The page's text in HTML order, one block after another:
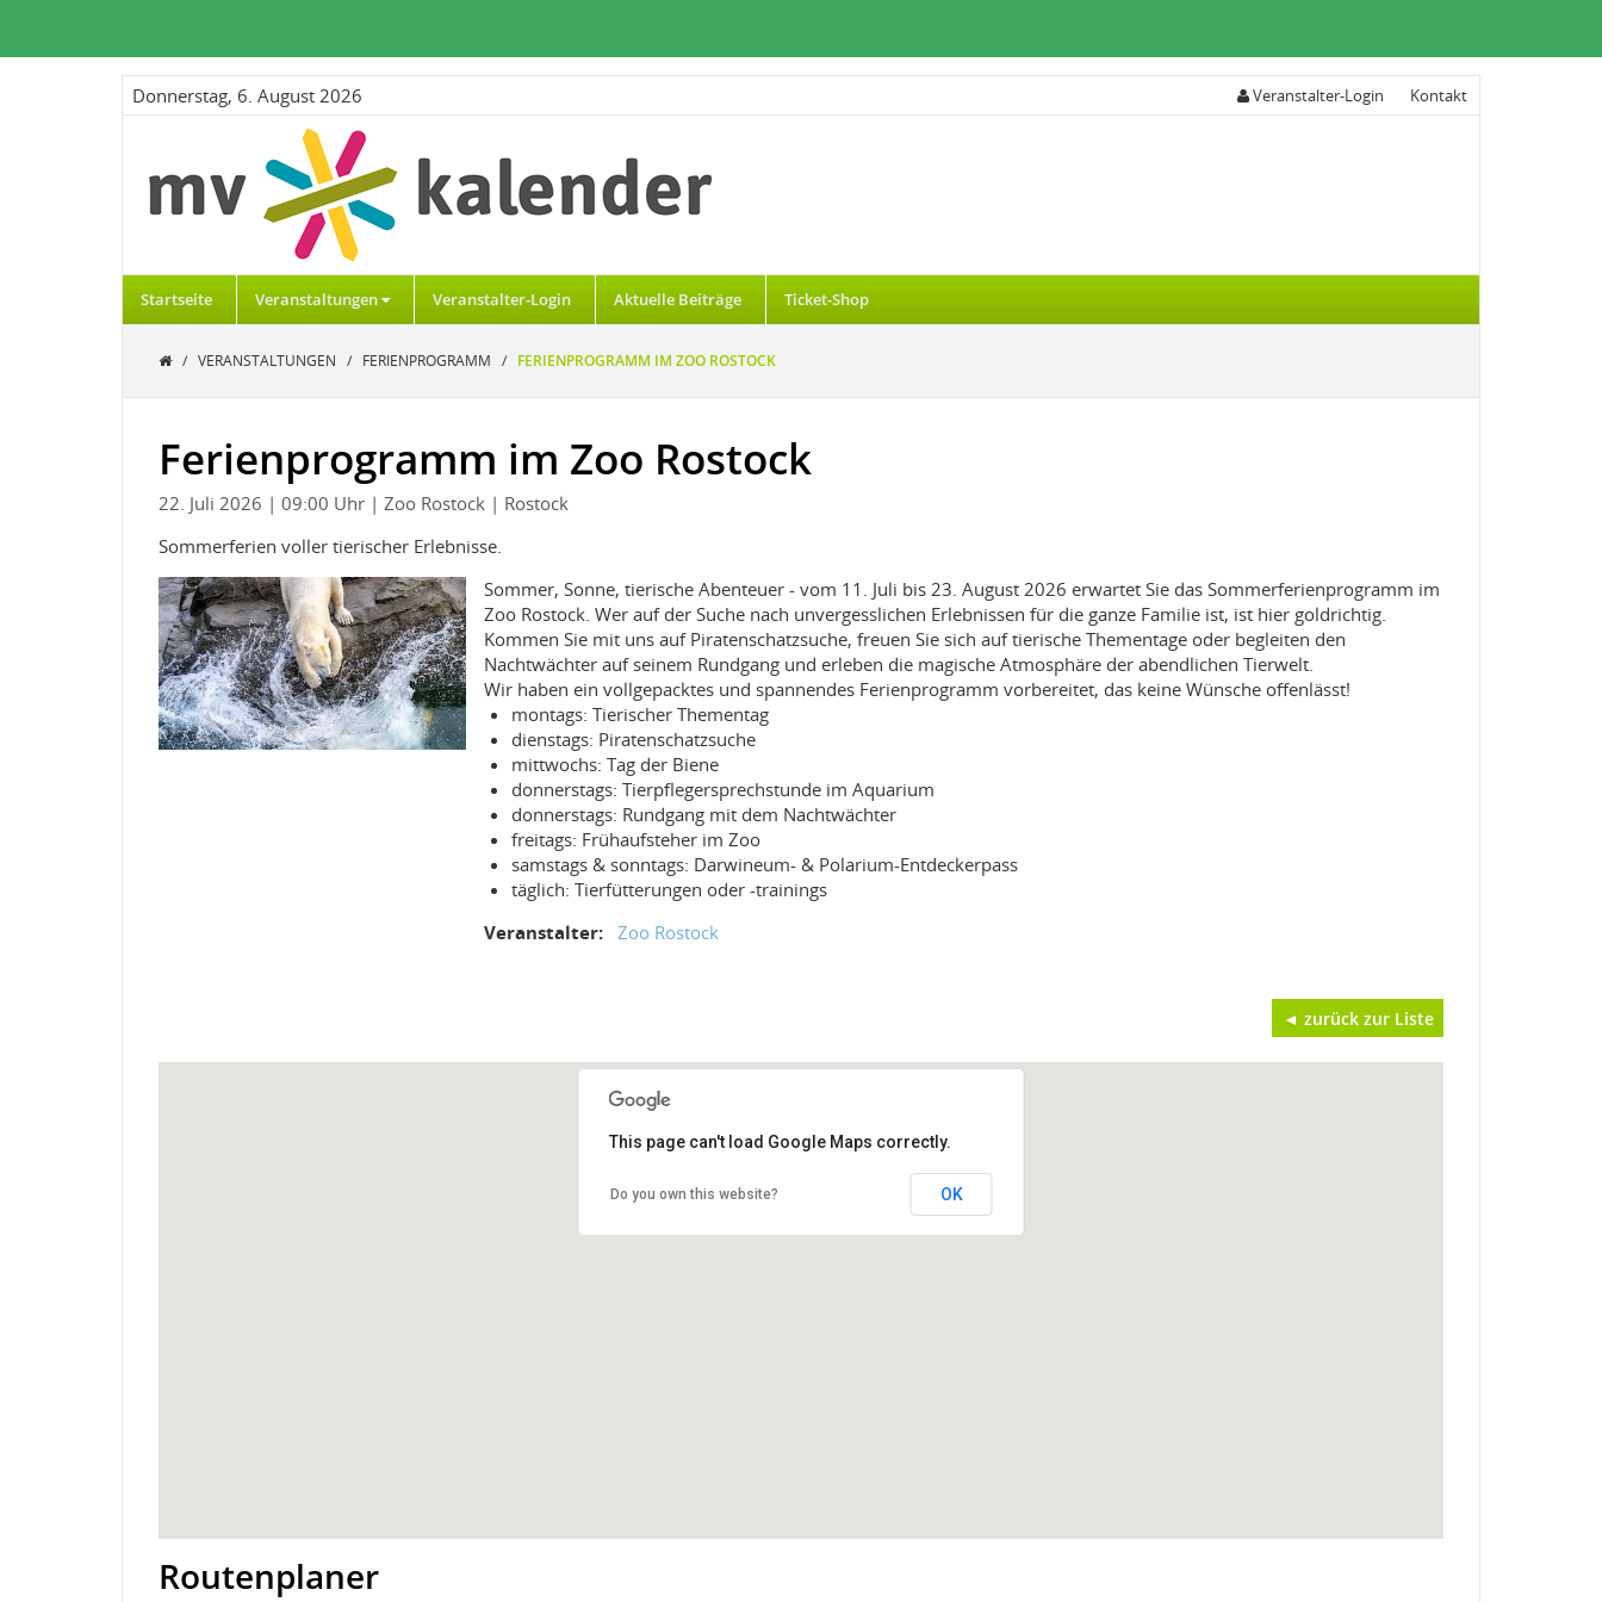
Donnerstag, 6. August 2026 Veranstalter-Login Kontakt
Startseite Veranstaltungen Veranstalter-Login Aktuelle Beiträge Ticket-Shop
/ VERANSTALTUNGEN / FERIENPROGRAMM / FERIENPROGRAMM IM ZOO ROSTOCK
Ferienprogramm im Zoo Rostock
22. Juli 2026 | 09:00 Uhr | Zoo Rostock | Rostock
Sommerferien voller tierischer Erlebnisse.
Sommer, Sonne, tierische Abenteuer - vom 11. Juli bis 23. August 2026 erwartet Sie das Sommerferienprogramm im
Zoo Rostock. Wer auf der Suche nach unvergesslichen Erlebnissen für die ganze Familie ist, ist hier goldrichtig.
Kommen Sie mit uns auf Piratenschatzsuche, freuen Sie sich auf tierische Thementage oder begleiten den
Nachtwächter auf seinem Rundgang und erleben die magische Atmosphäre der abendlichen Tierwelt.
Wir haben ein vollgepacktes und spannendes Ferienprogramm vorbereitet, das keine Wünsche offenlässt!
montags: Tierischer Thementag
dienstags: Piratenschatzsuche
mittwochs: Tag der Biene
donnerstags: Tierpflegersprechstunde im Aquarium
donnerstags: Rundgang mit dem Nachtwächter
freitags: Frühaufsteher im Zoo
samstags & sonntags: Darwineum- & Polarium-Entdeckerpass
täglich: Tierfütterungen oder -trainings
Veranstalter: Zoo Rostock
◄ zurück zur Liste
This page can't load Google Maps correctly.
Do you own this website? OK
Routenplaner